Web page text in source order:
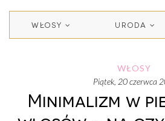
WŁOSY URODA
WŁOSY
piątek, 20 czerwca
Minimalizm w